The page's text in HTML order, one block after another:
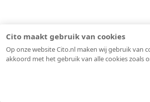
Cito maakt gebruik van cookies
Op onze website Cito.nl maken wij gebruik van
akkoord met het gebruik van alle cookies zoals